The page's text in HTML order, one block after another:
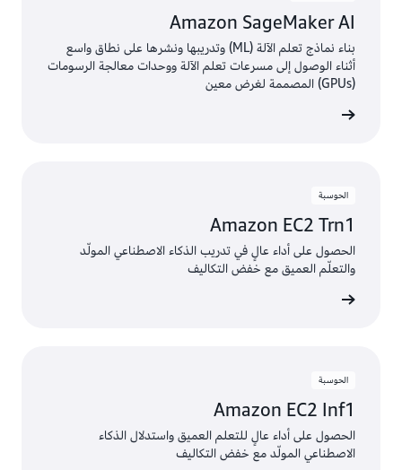
Amazon SageMaker AI
بناء نماذج تعلم الآلة (ML) وتدريبها ونشرها على نطاق واسع
أثناء الوصول إلى مسرعات تعلم الآلة ووحدات معالجة الرسومات
(GPUs) المصممة لغرض معين
الحوسبة
Amazon EC2 Trn1
الحصول على أداء عالٍ في تدريب الذكاء الاصطناعي المولّد
والتعلّم العميق مع خفض التكاليف
الحوسبة
Amazon EC2 Inf1
الحصول على أداء عالٍ للتعلم العميق واستدلال الذكاء
الاصطناعي المولّد مع خفض التكاليف